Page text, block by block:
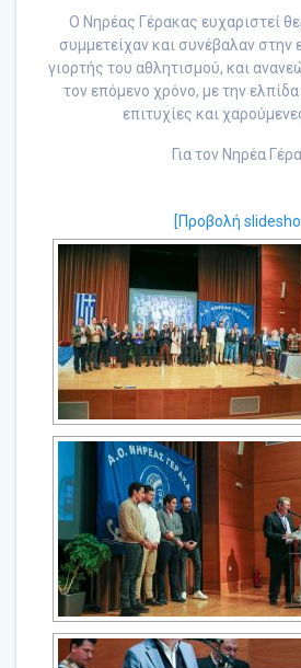
Ο Νηρέας Γέρακας ευχαριστεί
συμμετείχαν και συνέβαλαν στην
γιορτής του αθλητισμού, και
τον επόμενο χρόνο, με την
επιτυχίες και
Για τον Νηρέα
[Προβολή